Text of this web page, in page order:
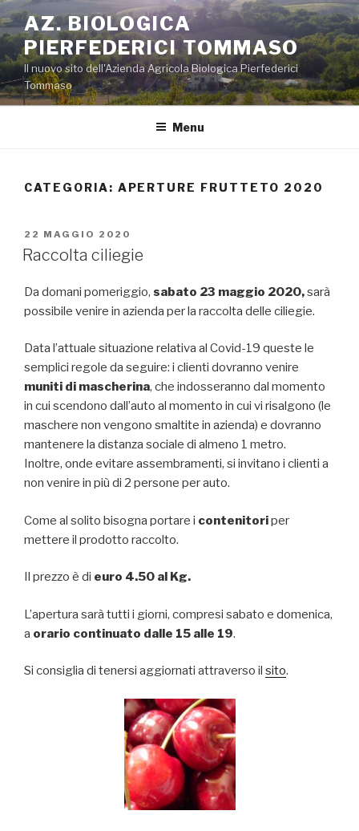
Salta
al
contenuto
AZ. BIOLOGICA
PIERFEDERICI TOMMASO
Il nuovo sito dell'Azienda Agricola Biologica Pierfederici
Tommaso
Menu
CATEGORIA: APERTURE FRUTTETO 2020
PUBBLICATO
IL
22 MAGGIO 2020
Raccolta ciliegie
Da domani pomeriggio, sabato 23 maggio 2020,sarà
possibile venire in azienda per la raccolta delle ciliegie.
Data l’attuale situazione relativa al Covid-19 queste le
semplici regole da seguire: i clienti dovranno venire
muniti di mascherina, che indosseranno dal momento
in cui scendono dall’auto al momento in cui vi risalgono (le
maschere non vengono smaltite in azienda) e dovranno
mantenere la distanza sociale di almeno 1 metro.
Inoltre, onde evitare assembramenti, si invitano i clienti a
non venire in più di 2 persone per auto.
Come al solito bisogna portare i contenitoriper
mettere il prodotto raccolto.
Il prezzo è di euro 4.50 al Kg.
L’apertura sarà tutti i giorni, compresi sabato e domenica,
a orario continuato dalle 15 alle 19.
Si consiglia di tenersi aggiornati attraverso il sito.